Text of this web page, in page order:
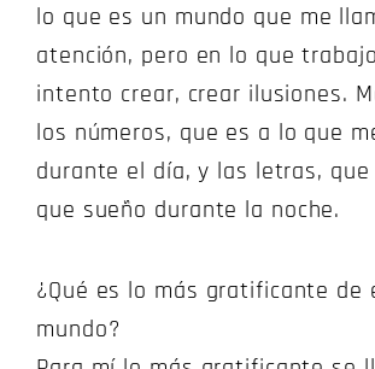
lo que es un mundo que me
atención, pero en lo que
intento crear, crear ilusiones.
los números, que es a lo que
durante el día, y las letras,
que sueño durante la noche.
¿Qué es lo más gratificante de
mundo?